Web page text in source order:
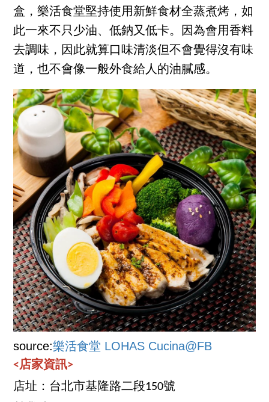
盒，樂活食堂堅持使用新鮮食材全蒸煮烤，如
此一來不只少油、低鈉又低卡。因為會用香料
去調味，因此就算口味清淡但不會覺得沒有味
道，也不會像一般外食給人的油膩感。
source:樂活食堂 LOHAS Cucina@FB
<店家資訊>
店址：台北市基隆路二段150號